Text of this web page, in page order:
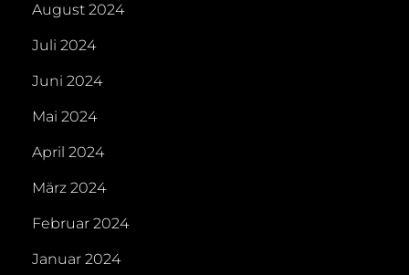
August 2024
Juli 2024
Juni 2024
Mai 2024
April 2024
März 2024
Februar 2024
Januar 2024